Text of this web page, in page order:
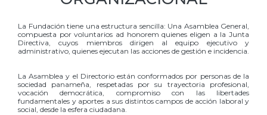
La Fundación tiene una estructura sencilla: Una Asamblea General,
compuesta por voluntarios ad honorem quienes eligen a la Junta
Directiva, cuyos miembros dirigen al equipo ejecutivo y
administrativo, quienes ejecutan las acciones de gestión e incidencia.
La Asamblea y el Directorio están conformados por personas de la
sociedad panameña, respetadas por su trayectoria profesional,
vocación democrática, compromiso con las libertades
fundamentales y aportes a sus distintos campos de acción laboral y
social, desde la esfera ciudadana.